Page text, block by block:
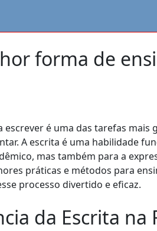
forma de
escrever é uma das tarefas
A escrita é uma habilidade
mas também para a
práticas e métodos para
processo divertido e eficaz.
da Escrita na